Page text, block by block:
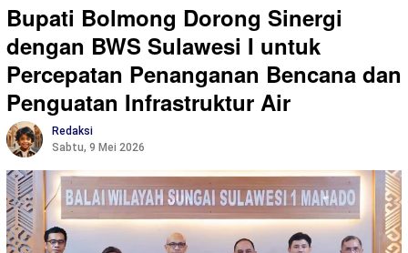
Bupati Bolmong Dorong Sinergi
dengan BWS Sulawesi I untuk
Percepatan Penanganan Bencana dan
Penguatan Infrastruktur Air
Redaksi
Sabtu, 9 Mei 2026